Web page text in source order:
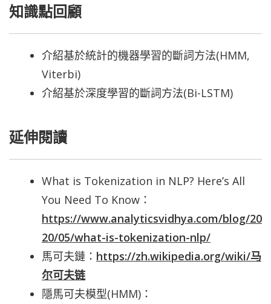
知識點回顧
介紹基於統計的機器學習的斷詞方法(HMM,
Viterbi)
介紹基於深度學習的斷詞方法(Bi-LSTM)
延伸閱讀
What is Tokenization in NLP? Here’s All
You Need To Know：
https://www.analyticsvidhya.com/blog/20
20/05/what-is-tokenization-nlp/
馬可夫鏈： https://zh.wikipedia.org/wiki/马
尔可夫链
隱馬可夫模型(HMM)：